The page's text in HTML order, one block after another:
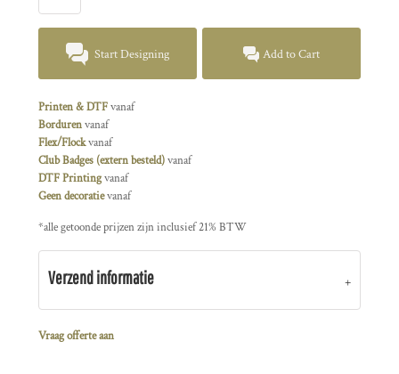
Start Designing Add to Cart
Printen & DTFvanaf
Bordurenvanaf
Flex/Flockvanaf
Club Badges (extern besteld)vanaf
DTF Printingvanaf
Geen decoratievanaf
*alle getoonde prijzen zijn inclusief 21% BTW
Verzend informatie
Vraag offerte aan